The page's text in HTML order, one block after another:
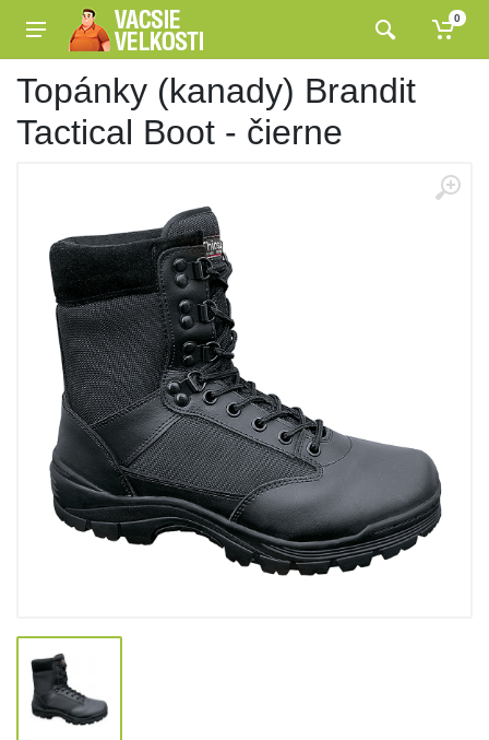
0
Topánky (kanady) Brandit
Tactical Boot - čierne